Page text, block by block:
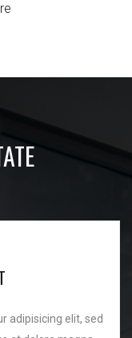
adipisicing elit, sed